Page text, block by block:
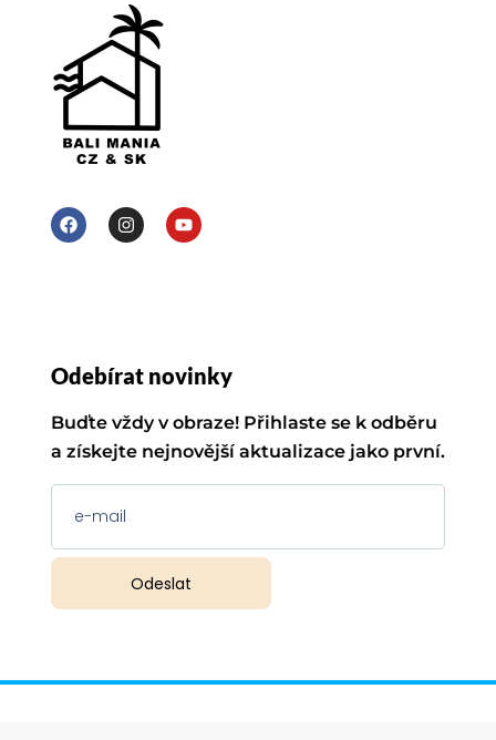
Odebírat novinky
Buďte vždy v obraze! Přihlaste se k odběru
a získejte nejnovější aktualizace jako první.
Odeslat